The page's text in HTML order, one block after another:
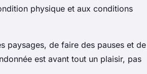
physique et aux conditions
paysages, de faire des pauses et de
est avant tout un plaisir, pas